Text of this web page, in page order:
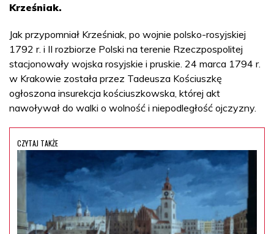
Krześniak.
Jak przypomniał Krześniak, po wojnie polsko-rosyjskiej
1792 r. i II rozbiorze Polski na terenie Rzeczpospolitej
stacjonowały wojska rosyjskie i pruskie. 24 marca 1794 r.
w Krakowie została przez Tadeusza Kościuszkę
ogłoszona insurekcja kościuszkowska, której akt
nawoływał do walki o wolność i niepodległość ojczyzny.
CZYTAJ TAKŻE